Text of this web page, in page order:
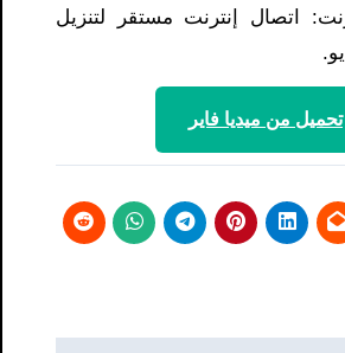
اتصال إنترنت مستقر لتنزيل
تحميل من ميديا ​​فاير